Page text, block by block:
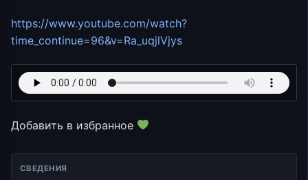
https://www.youtube.com/watch?
time_continue=96&v=Ra_uqjlVjys
Добавить в избранное
СВЕДЕНИЯ